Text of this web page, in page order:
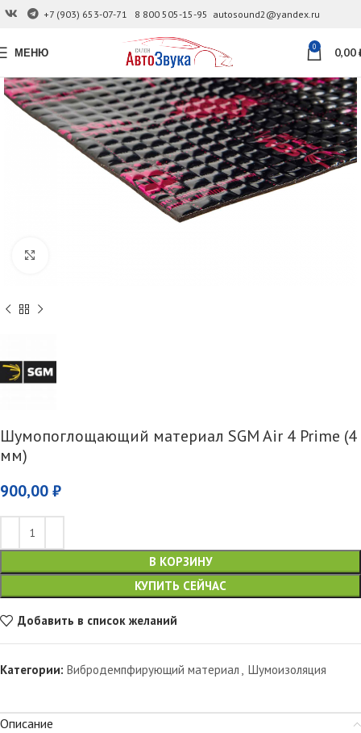
+7 (903) 653-07-71 8 800 505-15-95 autosound2@yandex.ru
МЕНЮ 0 0,00
Шумопоглощающий материал SGM Air 4 Prime (4
мм)
900,00 ₽
В КОРЗИНУ
КУПИТЬ СЕЙЧАС
Добавить в список желаний
Категории: Вибродемпфирующий материал Шумоизоляция
Описание